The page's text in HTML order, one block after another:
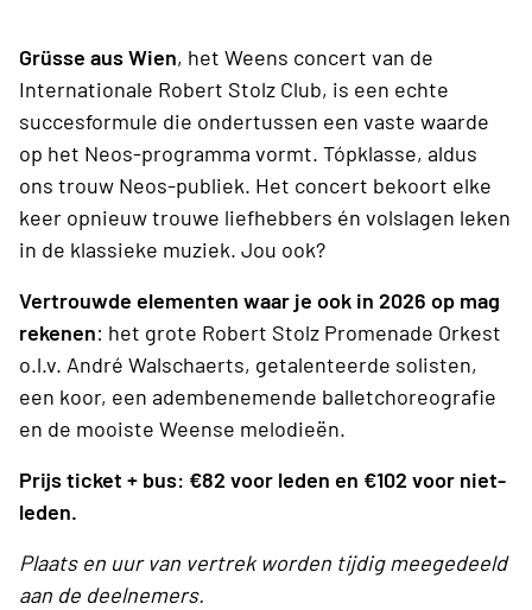
Grüsse aus Wien, het Weens concert van de
Internationale Robert Stolz Club, is een echte
succesformule die ondertussen een vaste waarde
op het Neos-programma vormt. Tópklasse, aldus
ons trouw Neos-publiek. Het concert bekoort elke
keer opnieuw trouwe liefhebbers én volslagen leken
in de klassieke muziek. Jou ook?
Vertrouwde elementen waar je ook in 2026 op mag
rekenen: het grote Robert Stolz Promenade Orkest
o.l.v. André Walschaerts, getalenteerde solisten,
een koor, een adembenemende balletchoreografie
en de mooiste Weense melodieën.
Prijs ticket + bus: €82 voor leden en €102 voor niet-
leden.
Plaats en uur van vertrek worden tijdig meegedeeld
aan de deelnemers.